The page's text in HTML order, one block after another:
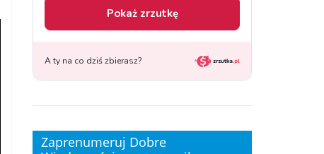
Zaprenumeruj Dobre